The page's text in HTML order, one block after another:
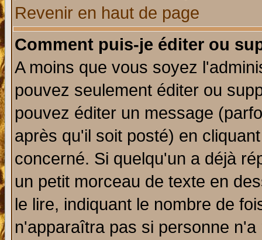
Revenir en haut de page
Comment puis-je éditer ou
A moins que vous soyez
pouvez seulement éditer ou
pouvez éditer un message
après qu'il soit posté) en
concerné. Si quelqu'un a déjà
un petit morceau de texte en
le lire, indiquant le nombre de
n'apparaîtra pas si personne